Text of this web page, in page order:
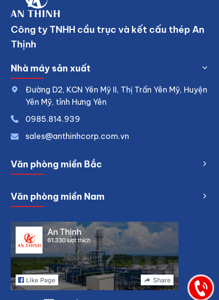
Công ty TNHH cầu trục và kết cấu thép An
Thịnh
Nhà máy sản xuất
Đường D2, KCN Yên Mỹ II, Thị Trấn Yên Mỹ, Huyện
Yên Mỹ, tỉnh Hưng Yên
0985.814.939
sales@anthinhcorp.com.vn
Văn phòng miền Bắc
Văn phòng miền Nam